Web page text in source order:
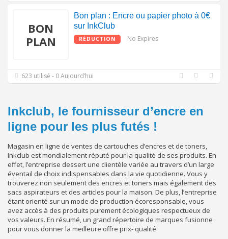
BON
PLAN
Bon plan : Encre ou papier photo à 0€
sur InkClub
RÉDUCTION No Expires
623 utilisé - 0 Aujourd’hui
Inkclub, le fournisseur d’encre en
ligne pour les plus futés !
Magasin en ligne de ventes de cartouches d’encres et de toners,
Inkclub est mondialement réputé pour la qualité de ses produits. En
effet, l’entreprise dessert une clientèle variée au travers d’un large
éventail de choix indispensables dans la vie quotidienne. Vous y
trouverez non seulement des encres et toners mais également des
sacs aspirateurs et des articles pour la maison. De plus, l’entreprise
étant orienté sur un mode de production écoresponsable, vous
avez accès à des produits purement écologiques respectueux de
vos valeurs. En résumé, un grand répertoire de marques fusionne
pour vous donner la meilleure offre prix- qualité.